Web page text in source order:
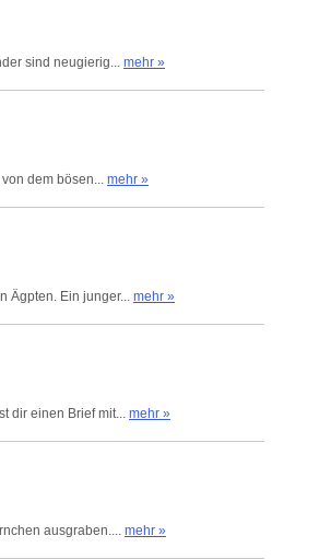
sind neugierig... mehr »
dem bösen... mehr »
Ägpten. Ein junger... mehr »
dir einen Brief mit... mehr »
ausgraben.... mehr »